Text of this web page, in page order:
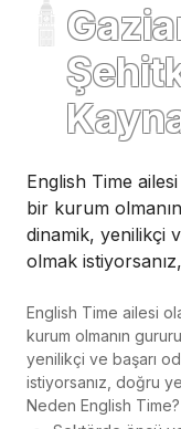
English Time
bir kurum
dinamik, yenilikçi
olmak
English Time ailesi
kurum olmanın
yenilikçi ve başarı
istiyorsanız, doğru
Neden English Time?